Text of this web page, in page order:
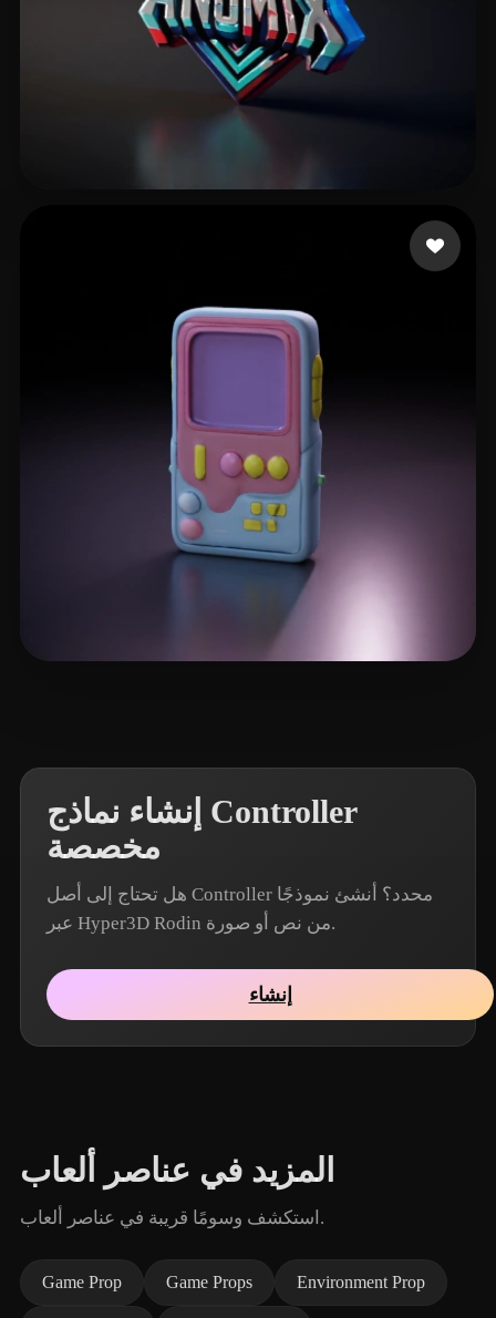
إنشاء نماذج Controller
مخصصة
هل تحتاج إلى أصل Controller محدد؟ أنشئ نموذجًا
عبر Hyper3D Rodin من نص أو صورة.
إنشاء
المزيد في عناصر ألعاب
استكشف وسومًا قريبة في عناصر ألعاب.
Game Prop Game Props Environment Prop